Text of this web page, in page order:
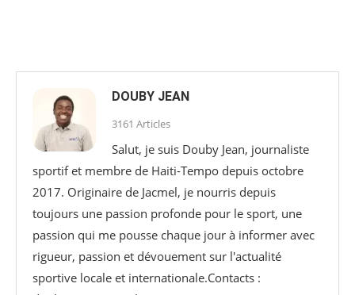
DOUBY JEAN
3161 Articles
Salut, je suis Douby Jean, journaliste
sportif et membre de Haiti-Tempo depuis octobre
2017. Originaire de Jacmel, je nourris depuis
toujours une passion profonde pour le sport, une
passion qui me pousse chaque jour à informer avec
rigueur, passion et dévouement sur l'actualité
sportive locale et internationale.Contacts :